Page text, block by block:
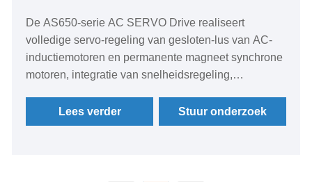
De AS650-serie AC SERVO Drive realiseert
volledige servo-regeling van gesloten-lus van AC-
inductiemotoren en permanente magneet synchrone
motoren, integratie van snelheidsregeling,
Lees verder
Stuur onderzoek